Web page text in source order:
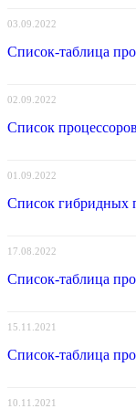
03.09.2022
Список-таблица
02.09.2022
Список
01.09.2022
Список гибридных
17.08.2022
Список-таблица
15.11.2021
Список-таблица
10.11.2021